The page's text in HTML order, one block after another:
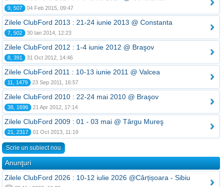
9, 507 04 Feb 2015, 09:47
Zilele ClubFord 2013 : 21-24 iunie 2013 @ Constanta
7, 502 30 Ian 2014, 12:23
Zilele ClubFord 2012 : 1-4 iunie 2012 @ Braşov
8, 391 31 Oct 2012, 14:46
Zilele ClubFord 2011 : 10-13 iunie 2011 @ Valcea
11, 1479 23 Sep 2011, 16:57
Zilele ClubFord 2010 : 22-24 mai 2010 @ Braşov
38, 1696 21 Apr 2012, 17:14
Zilele ClubFord 2009 : 01 - 03 mai @ Târgu Mureş
21, 2317 01 Oct 2013, 11:19
Scrie un subiect nou
Anunţuri
Zilele ClubFord 2026 : 10-12 iulie 2026 @Cârțișoara - Sibiu